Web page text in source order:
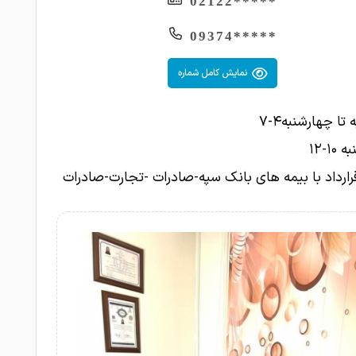
*****09374
نمایش کامل شماره
چهارشنبه۴-۷
۱۲
با بیمه های بانک سپه-صادرات -تجارت-صادرات